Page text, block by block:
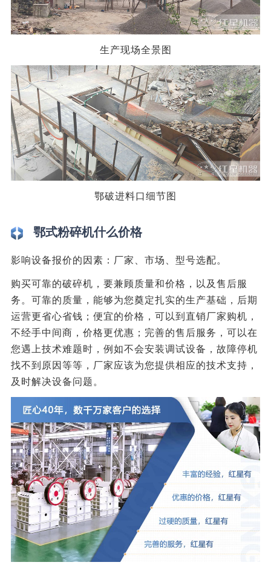
生产现场全景图
鄂破进料口细节图
鄂式粉碎机什么价格
影响设备报价的因素：厂家、市场、型号选配。
购买可靠的破碎机，要兼顾质量和价格，以及售后服
务。可靠的质量，能够为您奠定扎实的生产基础，后期
运营更省心省钱；便宜的价格，可以到直销厂家购机，
不经手中间商，价格更优惠；完善的售后服务，可以在
您遇上技术难题时，例如不会安装调试设备，故障停机
找不到原因等等，厂家应该为您提供相应的技术支持，
及时解决设备问题。